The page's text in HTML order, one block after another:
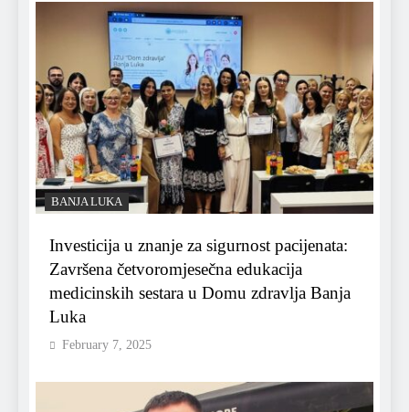
BANJA LUKA
Investicija u znanje za sigurnost pacijenata:
Završena četvoromjesečna edukacija
medicinskih sestara u Domu zdravlja Banja
Luka
February 7, 2025